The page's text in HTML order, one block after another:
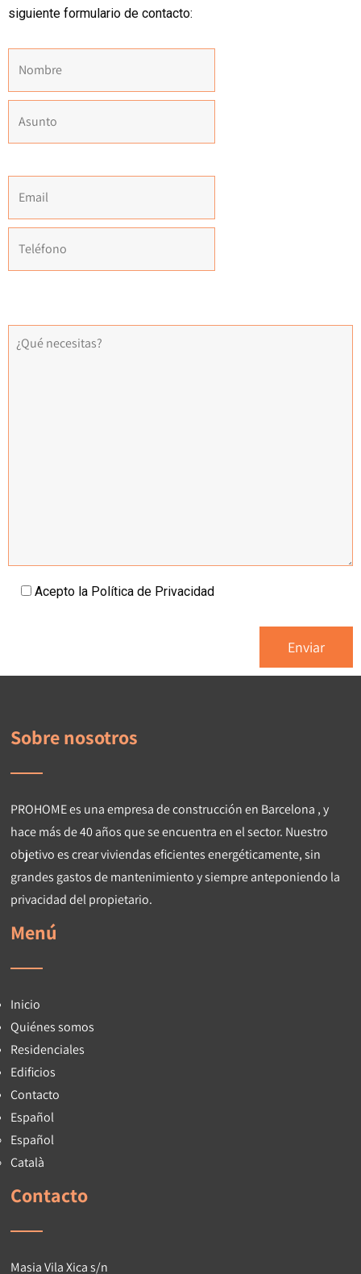
siguiente formulario de contacto:
Acepto la Política de Privacidad
Sobre nosotros
PROHOME es unaempresa de construcción en Barcelona , y
hace más de 40 años que se encuentra en el sector. Nuestro
objetivo es crear viviendas eficientes energéticamente, sin
grandes gastos de mantenimiento y siempre anteponiendo la
privacidad del propietario.
Menú
Inicio
Quiénes somos
Residenciales
Edificios
Contacto
Español
Español
Català
Contacto
Masia Vila Xica s/n